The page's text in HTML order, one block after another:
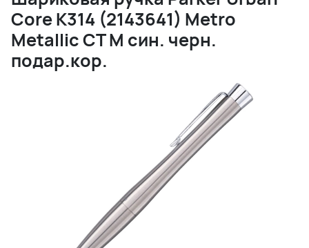
Core K314 (2143641) Metro
Metallic CT M син. черн.
подар.кор.